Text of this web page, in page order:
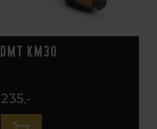
DMT KM30
235,-